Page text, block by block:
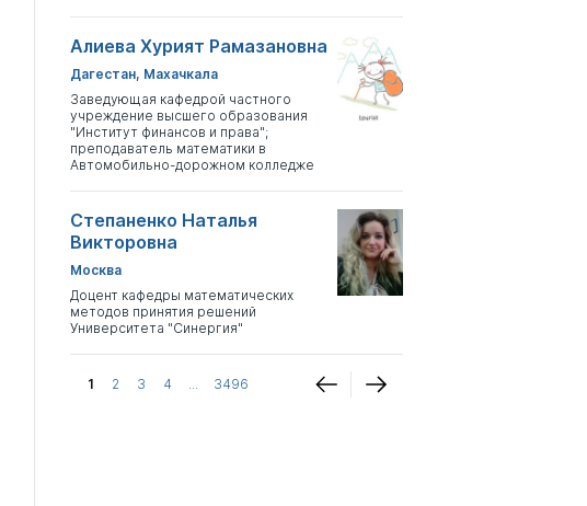
Алиева Хурият Рамазановна
Дагестан, Махачкала
Заведующая кафедрой частного
учреждение высшего образования
"Институт финансов и права";
преподаватель математики в
Автомобильно-дорожном колледже
Степаненко Наталья
Викторовна
Москва
Доцент кафедры математических
методов принятия решений
Университета "Синергия"
1 2 3 4 ... 3496